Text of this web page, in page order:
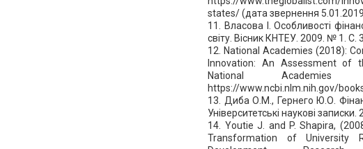
states/ (дата звернення
11. Власова І. Особливості
світу. Вісник КНТЕУ. 2009. № 1. С.
12. National Academies (2018):
Innovation: An Assessment of
National
https://www.ncbi.nlm.nih.gov/
13. Диба О.М., Гернего Ю.О.
Університетські наукові
14. Youtie J. and P. Shapira,
Transformation of University